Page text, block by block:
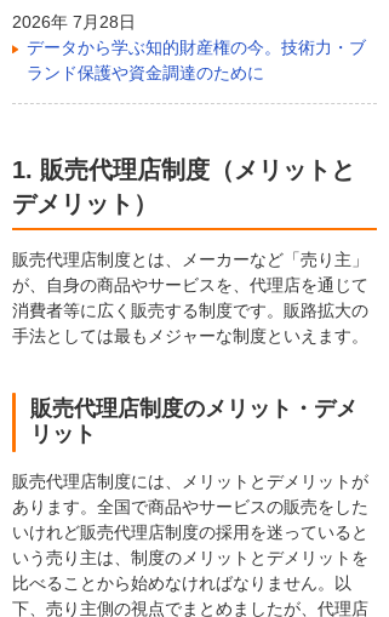
2026年 7月28日
データから学ぶ知的財産権の今。技術力・ブ
ランド保護や資金調達のために
1. 販売代理店制度（メリットと
デメリット）
販売代理店制度とは、メーカーなど「売り主」
が、自身の商品やサービスを、代理店を通じて
消費者等に広く販売する制度です。販路拡大の
手法としては最もメジャーな制度といえます。
販売代理店制度のメリット・デメ
リット
販売代理店制度には、メリットとデメリットが
あります。全国で商品やサービスの販売をした
いけれど販売代理店制度の採用を迷っていると
いう売り主は、制度のメリットとデメリットを
比べることから始めなければなりません。以
下、売り主側の視点でまとめましたが、代理店